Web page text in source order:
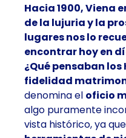
Hacia 1900, Viena
de la lujuria y la
lugares nos lo
encontrar hoy en
¿Qué pensaban
fidelidad
denomina el oficio
algo puramente
vista histórico, ya